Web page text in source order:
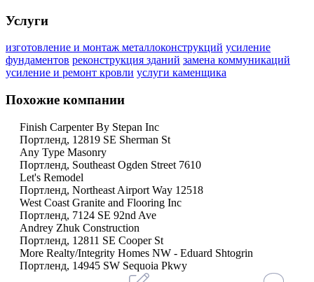
Услуги
изготовление и монтаж металлоконструкций усиление
фундаментов реконструкция зданий замена коммуникаций
усиление и ремонт кровли услуги каменщика
Похожие компании
Finish Carpenter By Stepan Inc
Портленд, 12819 SE Sherman St
Any Type Masonry
Портленд, Southeast Ogden Street 7610
Let's Remodel
Портленд, Northeast Airport Way 12518
West Coast Granite and Flooring Inc
Портленд, 7124 SE 92nd Ave
Andrey Zhuk Construction
Портленд, 12811 SE Cooper St
More Realty/Integrity Homes NW - Eduard Shtogrin
Портленд, 14945 SW Sequoia Pkwy